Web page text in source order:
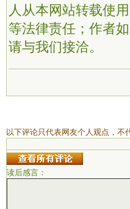
人从本网站转载使
等法律责任；作者
请与我们接洽。
以下评论只代表网友个人观点，不
读后感言：